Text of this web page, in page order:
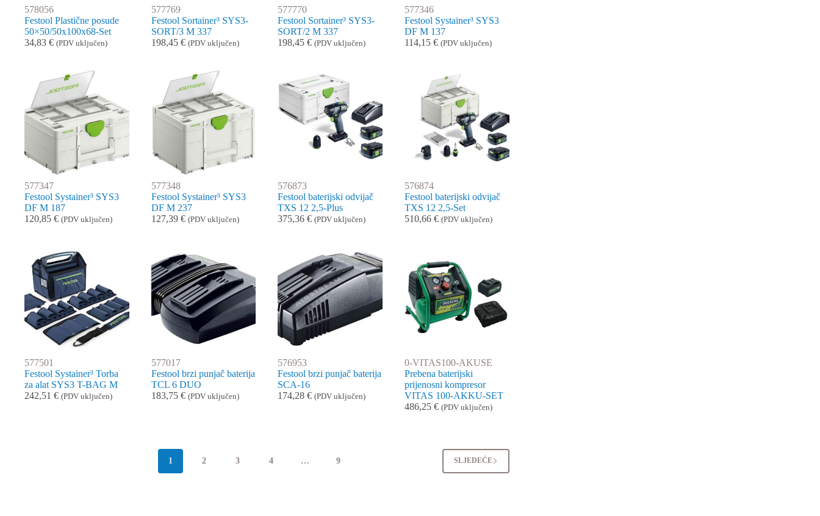
578056
Festool Plastične posude
50×50/50x100x68-Set
34,83 € (PDV uključen)
577769
Festool Sortainer³ SYS3-
SORT/3 M 337
198,45 € (PDV uključen)
577770
Festool Sortainer³ SYS3-
SORT/2 M 337
198,45€ (PDV uključen)
577346
Festool Systainer³ SYS3
DF M 137
114,15 € (PDV uključen)
577347
Festool Systainer³ SYS3
DF M 187
120,85 € (PDV uključen)
577348
Festool Systainer³ SYS3
DF M 237
127,39 € (PDV uključen)
576873
Festool baterijski odvijač
TXS 12 2,5-Plus
375,36€ (PDV uključen)
576874
Festool baterijski odvijač
TXS 12 2,5-Set
510,66 € (PDV uključen)
577501
Festool Systainer³ Torba
za alat SYS3 T-BAG M
242,51 € (PDV uključen)
577017
Festool brzi punjač baterija
TCL 6 DUO
183,75 € (PDV uključen)
576953
Festool brzi punjač baterija
SCA-16
174,28€ (PDV uključen)
0-VITAS100-AKUSE
Prebena baterijski
prijenosni kompresor
VITAS 100-AKKU-SET
486,25 € (PDV uključen)
1 2 3 4 … 9 SLJEDEĆE